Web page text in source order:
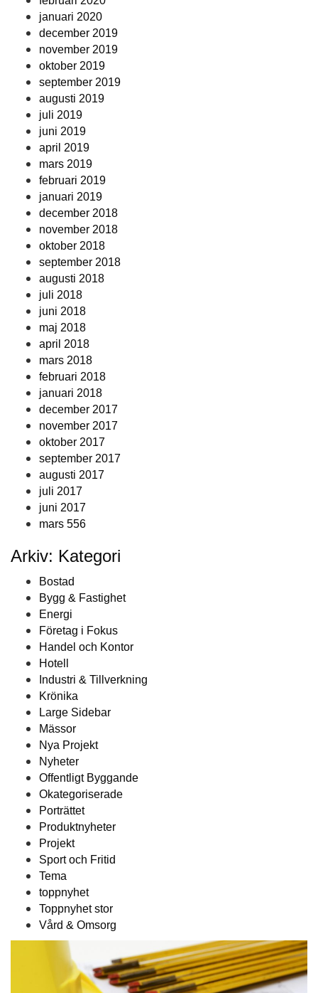
januari 2020
december 2019
november 2019
oktober 2019
september 2019
augusti 2019
juli 2019
juni 2019
april 2019
mars 2019
februari 2019
januari 2019
december 2018
november 2018
oktober 2018
september 2018
augusti 2018
juli 2018
juni 2018
maj 2018
april 2018
mars 2018
februari 2018
januari 2018
december 2017
november 2017
oktober 2017
september 2017
augusti 2017
juli 2017
juni 2017
mars 556
Arkiv: Kategori
Bostad
Bygg & Fastighet
Energi
Företag i Fokus
Handel och Kontor
Hotell
Industri & Tillverkning
Krönika
Large Sidebar
Mässor
Nya Projekt
Nyheter
Offentligt Byggande
Okategoriserade
Porträttet
Produktnyheter
Projekt
Sport och Fritid
Tema
toppnyhet
Toppnyhet stor
Vård & Omsorg